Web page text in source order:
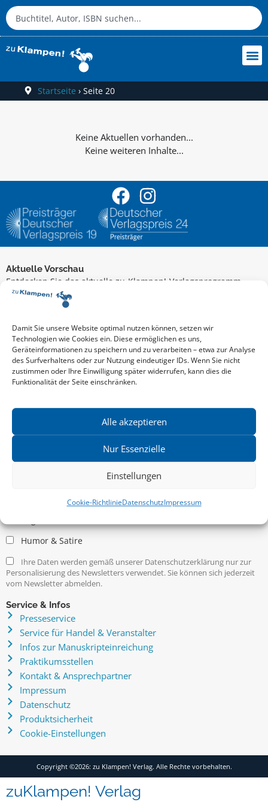
Damit Sie unsere Website optimal nutzen können, setzen wir
Technologien wie Cookies ein. Diese ermöglichen es uns,
Geräteinformationen zu speichern und zu verarbeiten – etwa zur Analyse
des Surfverhaltens oder zur Nutzung eindeutiger IDs. Wenn Sie nicht
zustimmen oder Ihre Einwilligung später widerrufen, kann dies die
Funktionalität der Seite einschränken.
Alle akzeptieren
Nur Essenzielle
Einstellungen
Cookie-RichtlinieDatenschutzImpressum
Startseite › Seite 20
Keine weiteren Inhalte...
Aktuelle Vorschau
Entdecken Sie das aktuelle zu-Klampen!-Verlagsprogramm.
Hier finden Sie die Verlagsvorschau – einfach direkt online
reinlesen oder herunterladen.
Mehr aktuelle Vorschauen ansehen
Newsletter
News zu aktuellen Neuheiten und Nachrichten im zu Klampen!
Verlag – jederzeit wieder abbestellbar.
Kritische Theorie / Philosophie
Belletristik & Biografien
Humor & Satire
Ihre Daten werden gemäß unserer Datenschutzerklärung nur zur
Personalisierung des Newsletters verwendet. Sie können sich jederzeit
vom Newsletter abmelden.
Service & Infos
Presseservice
Service für Handel & Veranstalter
Infos zur Manuskripteinreichung
Praktikumsstellen
Kontakt & Ansprechpartner
Impressum
Datenschutz
Produktsicherheit
Cookie-Einstellungen
Copyright ©2026: zu Klampen! Verlag. Alle Rechte vorbehalten.
zuKlampen! Verlag